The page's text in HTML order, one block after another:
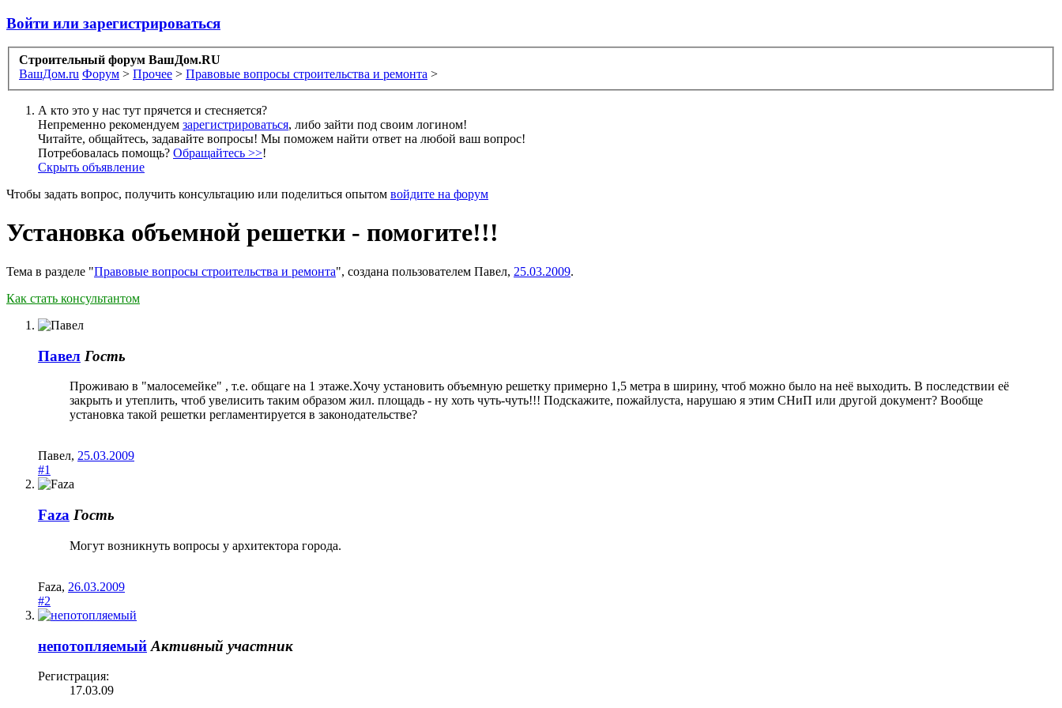
Войти или зарегистрироваться
Строительный форум ВашДом.RU
ВашДом.ru Форум > Прочее > Правовые вопросы строительства и ремонта >
А кто это у нас тут прячется и стесняется?
Непременно рекомендуем зарегистрироваться, либо зайти под своим логином!
Читайте, общайтесь, задавайте вопросы! Мы поможем найти ответ на любой ваш вопрос!
Потребовалась помощь? Обращайтесь >>!
Скрыть объявление
Чтобы задать вопрос, получить консультацию или поделиться опытом войдите на форум
Установка объемной решетки - помогите!!!
Тема в разделе "Правовые вопросы строительства и ремонта", создана пользователем Павел, 25.03.2009.
Как стать консультантом
Павел Гость
Проживаю в "малосемейке" , т.е. общаге на 1 этаже.Хочу установить объемную решетку примерно 1,5 метра в ширину, чтоб можно было на неё выходить. В последствии её
закрыть и утеплить, чтоб увелисить таким образом жил. площадь - ну хоть чуть-чуть!!! Подскажите, пожайлуста, нарушаю я этим СНиП или другой документ? Вообще
установка такой решетки регламентируется в законодательстве?
Павел, 25.03.2009
#1
Faza Гость
Могут возникнуть вопросы у архитектора города.
Faza, 26.03.2009
#2
непотопляемый Активный участник
Регистрация:
17.03.09